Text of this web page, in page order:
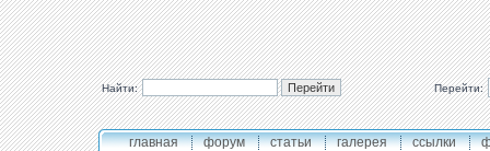
Найти: Перейти:
главная форум статьи галерея ссылки